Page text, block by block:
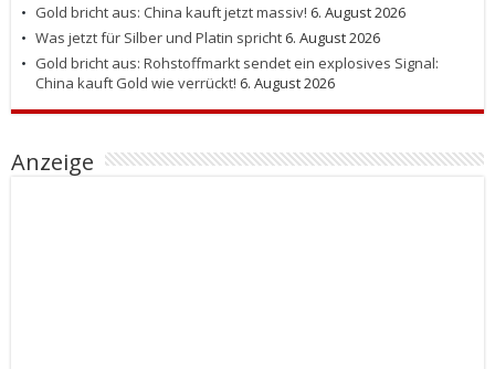
Gold bricht aus: China kauft jetzt massiv! 6. August 2026
Was jetzt für Silber und Platin spricht 6. August 2026
Gold bricht aus: Rohstoffmarkt sendet ein explosives Signal:
China kauft Gold wie verrückt! 6. August 2026
Anzeige